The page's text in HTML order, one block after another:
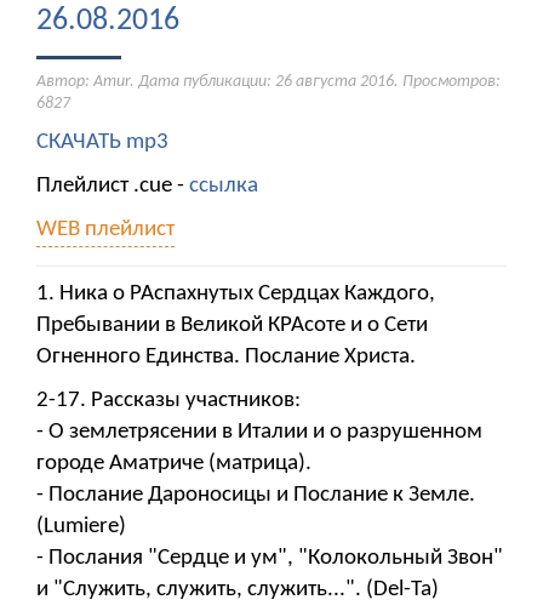
26.08.2016
Автор: Amur. Дата публикации: 26 августа 2016. Просмотров:
6827
СКАЧАТЬ mp3
Плейлист .cue - ссылка
WEB плейлист
1. Ника о РАспахнутых Сердцах Каждого,
Пребывании в Великой КРАсоте и о Сети
Огненного Единства. Послание Христа.
2-17. Рассказы участников:
- О землетрясении в Италии и о разрушенном
городе Аматриче (матрица).
- Послание Дароносицы и Послание к Земле.
(Lumiere)
- Послания "Сердце и ум", "Колокольный Звон"
и "Служить, служить, служить...". (Del-Ta)